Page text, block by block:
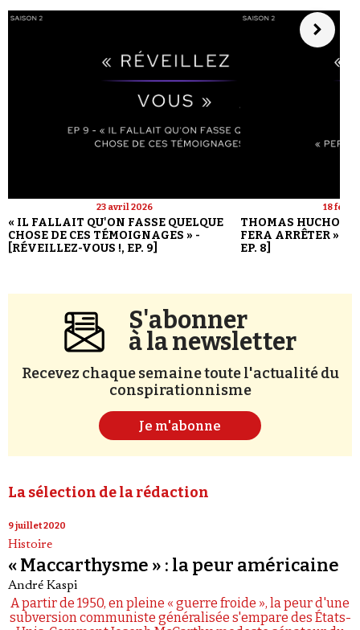
23 avril 2026
« IL FALLAIT QU'ON FASSE QUELQUE
CHOSE DE CES TÉMOIGNAGES » -
[RÉVEILLEZ-VOUS !, EP. 9]
18
THOMAS HUCHON :
FERA ARRÊTER » -
EP. 8]
S'abonner
à la newsletter
Recevez chaque semaine toute l'actualité du
conspirationnisme
Je m'abonne
La sélection de la rédaction
9 juillet 2020
Histoire
« Maccarthysme » : la peur américaine
André Kaspi
A partir de 1950, en pleine « guerre froide », la peur d'une
subversion communiste généralisée s'empare des États-